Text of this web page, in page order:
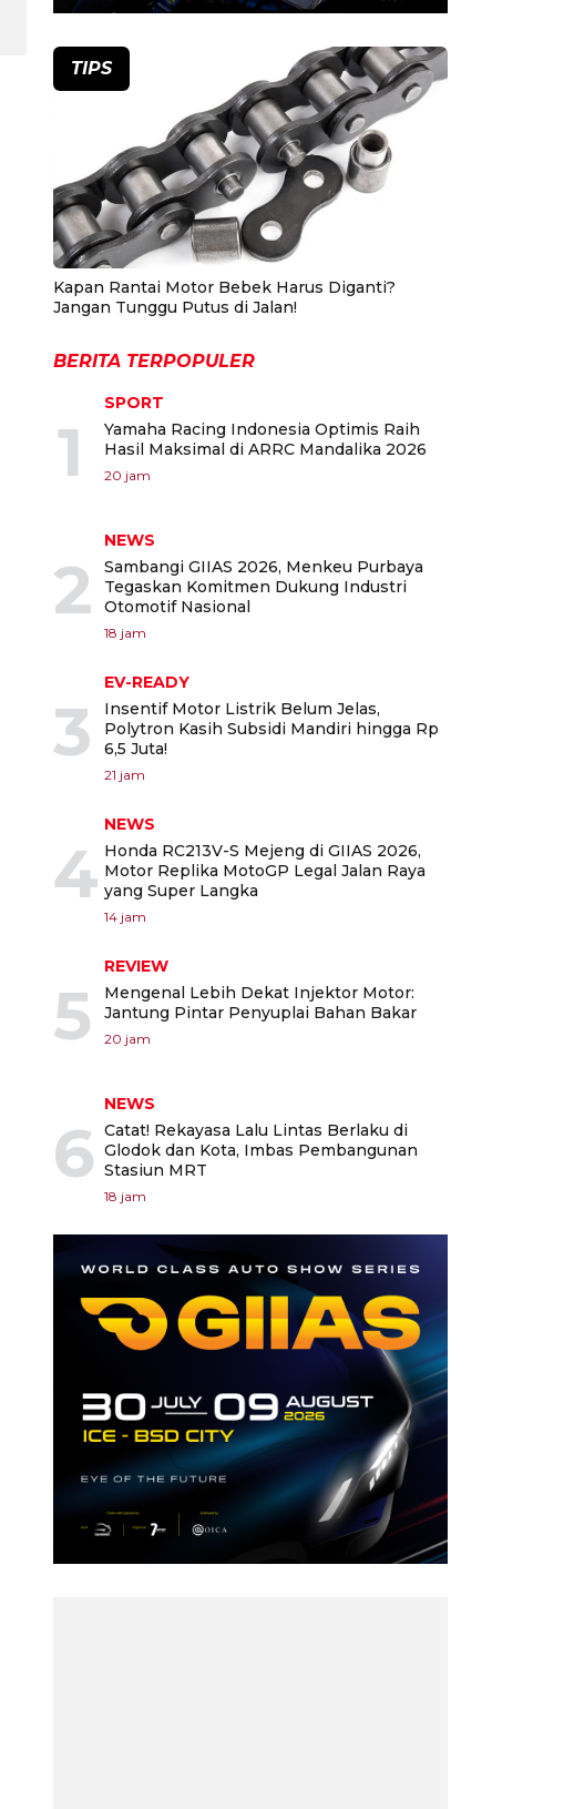
TIPS
Kapan Rantai Motor Bebek Harus Diganti?
Jangan Tunggu Putus di Jalan!
BERITA TERPOPULER
1
SPORT
Yamaha Racing Indonesia Optimis Raih
Hasil Maksimal di ARRC Mandalika 2026
20 jam
2
NEWS
Sambangi GIIAS 2026, Menkeu Purbaya
Tegaskan Komitmen Dukung Industri
Otomotif Nasional
18 jam
3
EV-READY
Insentif Motor Listrik Belum Jelas,
Polytron Kasih Subsidi Mandiri hingga Rp
6,5 Juta!
21 jam
4
NEWS
Honda RC213V-S Mejeng di GIIAS 2026,
Motor Replika MotoGP Legal Jalan Raya
yang Super Langka
14 jam
5
REVIEW
Mengenal Lebih Dekat Injektor Motor:
Jantung Pintar Penyuplai Bahan Bakar
20 jam
6
NEWS
Catat! Rekayasa Lalu Lintas Berlaku di
Glodok dan Kota, Imbas Pembangunan
Stasiun MRT
18 jam